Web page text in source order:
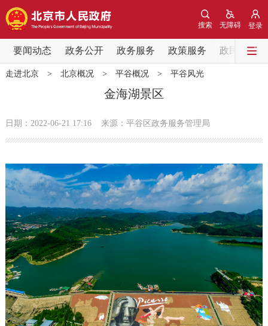
登录
无障碍
搜索
要闻动态 政务公开 政务服务 政策服务 政民互动
要闻动态
党中央精神 国务院信息 中央部委动态
政务公开
市领导 机构职能 政策服务
政策兑现 回应关切
专题公开
政务服务
走进北京> 北京概况> 平谷概况> 平谷风光
金海湖景区
日期：2022-06-21 17:16 来源：平谷区政务服务管理局